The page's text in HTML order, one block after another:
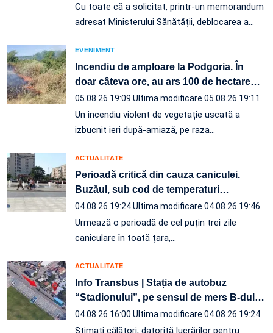
Cu toate că a solicitat, printr-un memorandum
adresat Ministerului Sănătății, deblocarea a…
EVENIMENT
Incendiu de amploare la Podgoria. În
doar câteva ore, au ars 100 de hectare…
05.08.26 19:09 Ultima modificare 05.08.26 19:11
Un incendiu violent de vegetație uscată a
izbucnit ieri după-amiază, pe raza…
ACTUALITATE
Perioadă critică din cauza caniculei.
Buzăul, sub cod de temperaturi…
04.08.26 19:24Ultima modificare 04.08.26 19:46
Urmează o perioadă de cel puțin trei zile
caniculare în toată țara,…
ACTUALITATE
Info Transbus | Stația de autobuz
“Stadionului”, pe sensul de mers B-dul …
04.08.26 16:00 Ultima modificare 04.08.26 19:24
Stimați călători, datorită lucrărilor pentru